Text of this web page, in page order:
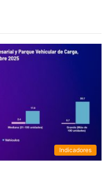
Indicadores